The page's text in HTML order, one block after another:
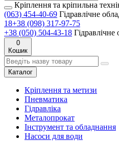
Кріплення та кріпильна
(063) 454-40-69 Гідравлічне
18+38 (098) 317-97-75
+38 (050) 504-43-18
0
Кошик
Каталог
Кріплення та метизи
Пневматика
Гідравліка
Металопрокат
Інструмент та обладнання
Насоси для води